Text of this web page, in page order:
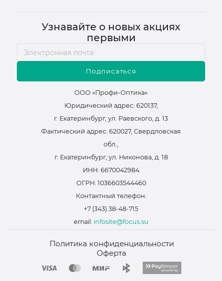
Узнавайте о новых акциях
первыми
Подписаться
ООО «Профи-Оптика»
Юридический адрес: 620137,
г. Екатеринбург, ул. Раевского, д. 13
Фактический адрес: 620027, Свердловская
обл.,
г. Екатеринбург, ул. Никонова, д. 18
ИНН: 6670042984
ОГРН: 1036603544460
Контактный телефон:
+7 (343) 38-48-715
email: infosite@focus.su
Политика конфиденциальности
Оферта